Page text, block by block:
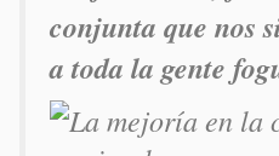
conjunta que nos
a toda la gente